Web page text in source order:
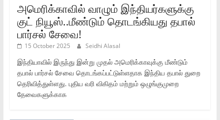
அமெரிக்காவில் வாழும் இந்தியர்களுக்கு
குட் நியூஸ்..மீண்டும் தொடங்கியது தபால்
பார்சல் சேவை!
15 October 2025 Seidhi Alasal
இந்தியாவில் இருந்து இன்று முதல் அமெரிக்காவுக்கு மீண்டும்
தபால் பார்சல் சேவை தொடங்கப்பட்டுள்ளதாக இந்திய தபால் துறை
தெரிவித்துள்ளது. புதிய வரி விகிதம் மற்றும் ஒழுங்குமுறை
தேவைகளுக்காக